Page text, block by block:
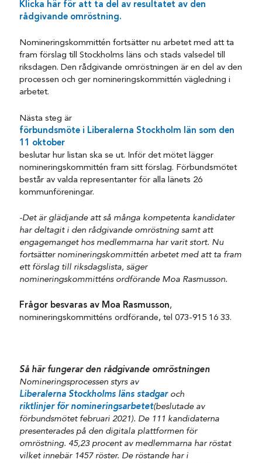
Klicka här för att ta del av resultatet av den
rådgivande omröstning.
Nomineringskommittén fortsätter nu arbetet med att ta
fram förslag till Stockholms läns och stads valsedel till
riksdagen. Den rådgivande omröstningen är en del av den
processen och ger nomineringskommittén vägledning i
arbetet.
Nästa steg är
förbundsmöte i Liberalerna Stockholm län som den
11 oktober
beslutar hur listan ska se ut. Inför det mötet lägger
nomineringskommittén fram sitt förslag. Förbundsmötet
består av valda representanter för alla länets 26
kommunföreningar.
-Det är glädjande att så många kompetenta kandidater
har deltagit i den rådgivande omröstning samt att
engagemanget hos medlemmarna har varit stort. Nu
fortsätter nomineringskommittén arbetet med att ta fram
ett förslag till riksdagslista, säger
nomineringskommitténs ordförande Moa Rasmusson.
Frågor besvaras av Moa Rasmusson,
nomineringskommitténs ordförande, tel 073-915 16 33.
Så här fungerar den rådgivande omröstningen
Nomineringsprocessen styrs av
Liberalerna Stockholms läns stadgaroch
riktlinjer för nomineringsarbetet(beslutade av
förbundsmötet februari 2021). De 111 kandidaterna
presenterades på den digitala plattformen för
omröstning. 45,23 procent av medlemmarna har röstat
vilket innebär 1457 röster. De röstande har i